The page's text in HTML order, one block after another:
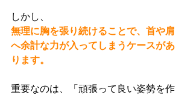
しかし、
無理に胸を張り続けることで、首や肩
へ余計な力が入ってしまうケースがあ
ります。
重要なのは、「頑張って良い姿勢を作